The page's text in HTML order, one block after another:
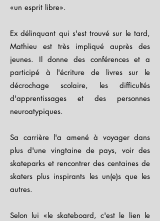
«un esprit libre».
Ex délinquant qui s'est trouvé sur le tard,
Mathieu est très impliqué auprès des
jeunes. Il donne des conférences et a
participé à l'écriture de livres sur le
décrochage scolaire, les difficultés
d'apprentissages et des personnes
neuroatypiques.
Sa carrière l'a amené à voyager dans
plus d'une vingtaine de pays, voir des
skateparks et rencontrer des centaines de
skaters plus inspirants les un(e)s que les
autres.
Selon lui «le skateboard, c'est le lien le